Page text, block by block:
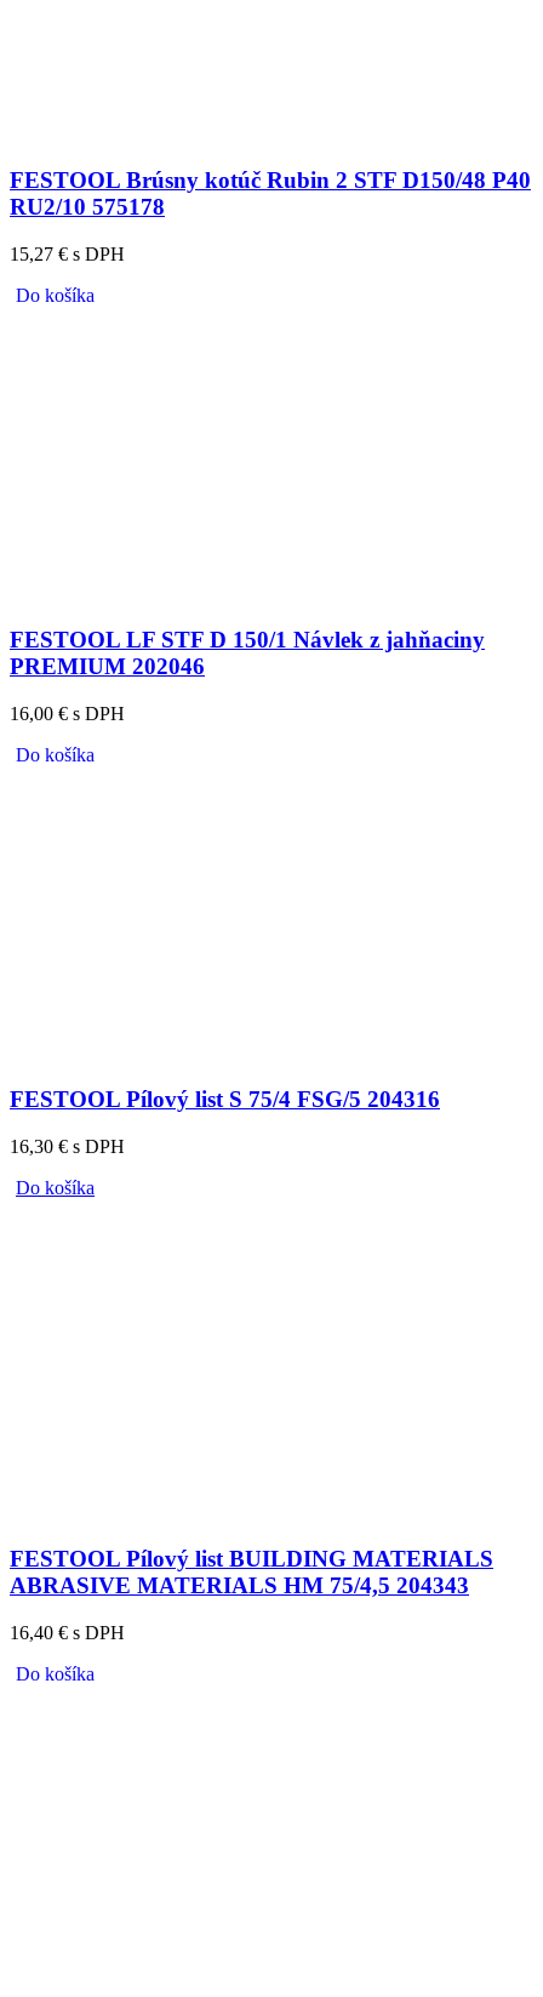
FESTOOL Brúsny kotúč Rubin 2 STF D150/48 P40
RU2/10 575178
15,27 € s DPH
Do košíka
FESTOOL LF STF D 150/1 Návlek z jahňaciny
PREMIUM 202046
16,00 € s DPH
Do košíka
FESTOOL Pílový list S 75/4 FSG/5 204316
16,30 € s DPH
Do košíka
FESTOOL Pílový list BUILDING MATERIALS
ABRASIVE MATERIALS HM 75/4,5 204343
16,40 € s DPH
Do košíka